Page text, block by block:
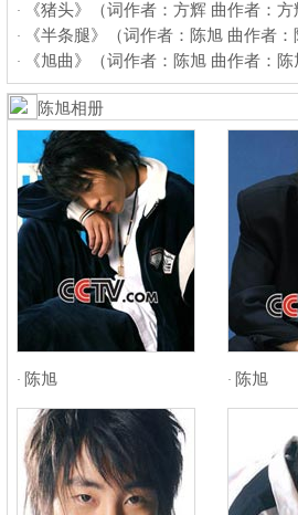
· 《猪头》（词作者：方辉 曲作者：方
· 《半条腿》（词作者：陈旭 曲作者：
· 《旭曲》（词作者：陈旭 曲作者：陈
陈旭相册
· 陈旭 · 陈旭